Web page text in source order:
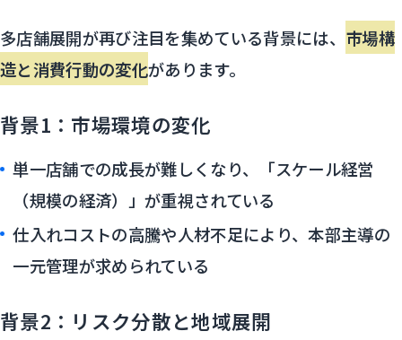
多店舗展開が再び注目を集めている背景には、 市場構
造と消費行動の変化があります。
背景1：市場環境の変化
単一店舗での成長が難しくなり、「スケール経営
（規模の経済）」が重視されている
仕入れコストの高騰や人材不足により、本部主導の
一元管理が求められている
背景2：リスク分散と地域展開